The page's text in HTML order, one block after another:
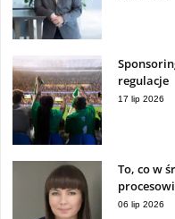
regulacje
17 lip 2026
To, co w
06 lip 2026